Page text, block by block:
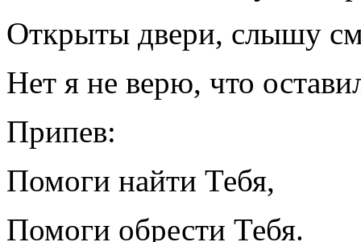
Открыты двери, слышу
Нет я не верю, что
Припев:
Помоги найти Тебя,
Помоги обрести Тебя.